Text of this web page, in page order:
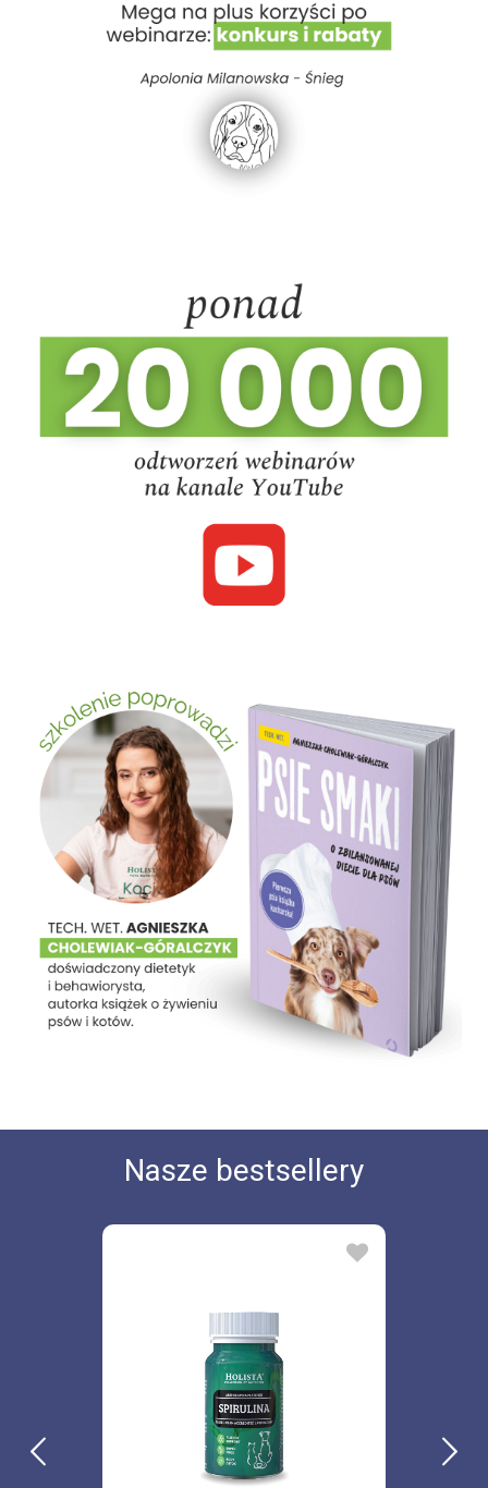
Nasze bestsellery